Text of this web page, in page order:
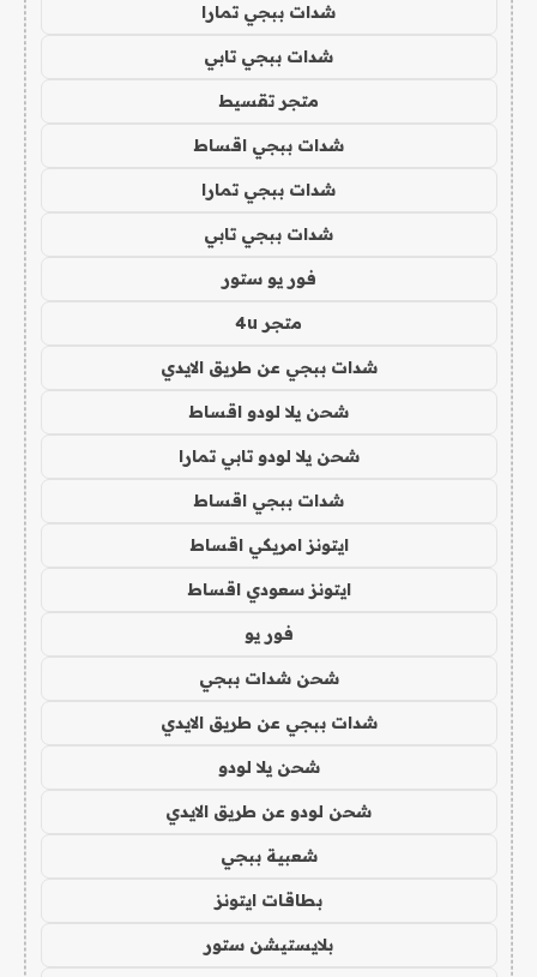
شدات ببجي تمارا
شدات ببجي تابي
متجر تقسيط
شدات ببجي اقساط
شدات ببجي تمارا
شدات ببجي تابي
فور يو ستور
متجر 4u
شدات ببجي عن طريق الايدي
شحن يلا لودو اقساط
شحن يلا لودو تابي تمارا
شدات ببجي اقساط
ايتونز امريكي اقساط
ايتونز سعودي اقساط
فور يو
شحن شدات ببجي
شدات ببجي عن طريق الايدي
شحن يلا لودو
شحن لودو عن طريق الايدي
شعبية ببجي
بطاقات ايتونز
بلايستيشن ستور